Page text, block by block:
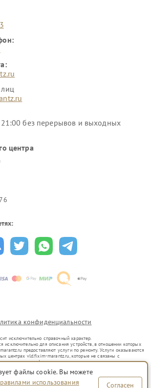
без перерывов и выходных
центра
конфиденциальности
исключительно справочный характер.
исключительно для описания устройств, в отношении которых
предоставляют услуги по ремонту. Услуги оказываются
центрах vld.fixim-marantz.ru, которые не связаны с
знаков или их официальными представителями.
уже введенных в гражданский оборот в соответствии
не преследует цели индивидуализации услуг или введения
а служит для информирования о предоставляемых услугах по
файлы cookie. Вы можете
использования Согласен